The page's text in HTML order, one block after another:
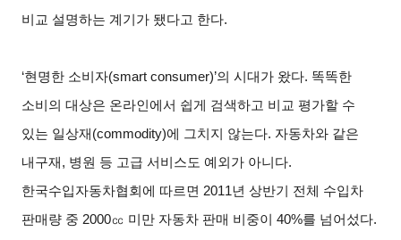
비교 설명하는 계기가 됐다고 한다.
‘현명한 소비자(smart consumer)’의 시대가 왔다. 똑똑한
소비의 대상은 온라인에서 쉽게 검색하고 비교 평가할 수
있는 일상재 (commodity)에 그치지 않는다. 자동차와 같은
내구재 , 병원 등 고급 서비스도 예외가 아니다.
한국수입자동차협회에 따르면 2011년 상반기 전체 수입차
판매량 중 2000㏄ 미만 자동차 판매 비중이 40%를 넘어섰다.